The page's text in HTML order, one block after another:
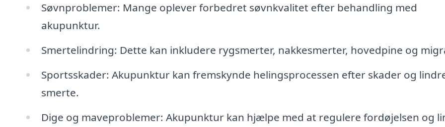
Søvnproblemer: Mange oplever forbedret søvnkvalitet efter behandling med
akupunktur.
Smertelindring: Dette kan inkludere rygsmerter, nakkesmerter, hovedpine og
Sportsskader: Akupunktur kan fremskynde helingsprocessen efter skader og
smerte.
Dige og maveproblemer: Akupunktur kan hjælpe med at regulere fordøjelsen og